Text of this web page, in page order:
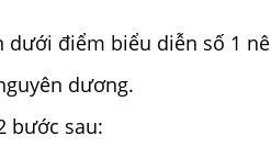
điểm biểu diễn số 1
dương.
bước sau: